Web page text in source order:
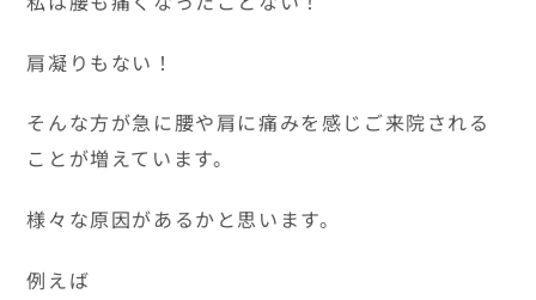
肩凝りもない！
そんな方が急に腰や肩に痛みを感じご来院される
ことが増えています。
様々な原因があるかと思います。
例えば